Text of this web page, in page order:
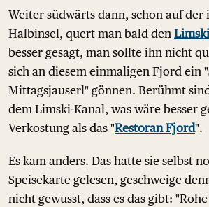
Weiter südwärts dann, schon auf der
Halbinsel, quert man bald den
besser gesagt, man sollte ihn nicht
sich an diesem einmaligen Fjord ein
Mittagsjauserl" gönnen. Berühmt
dem Limski-Kanal, was wäre besser
Verkostung als das "Restoran Fjord".
Es kam anders. Das hatte sie selbst
Speisekarte gelesen, geschweige
nicht gewusst, dass es das gibt: